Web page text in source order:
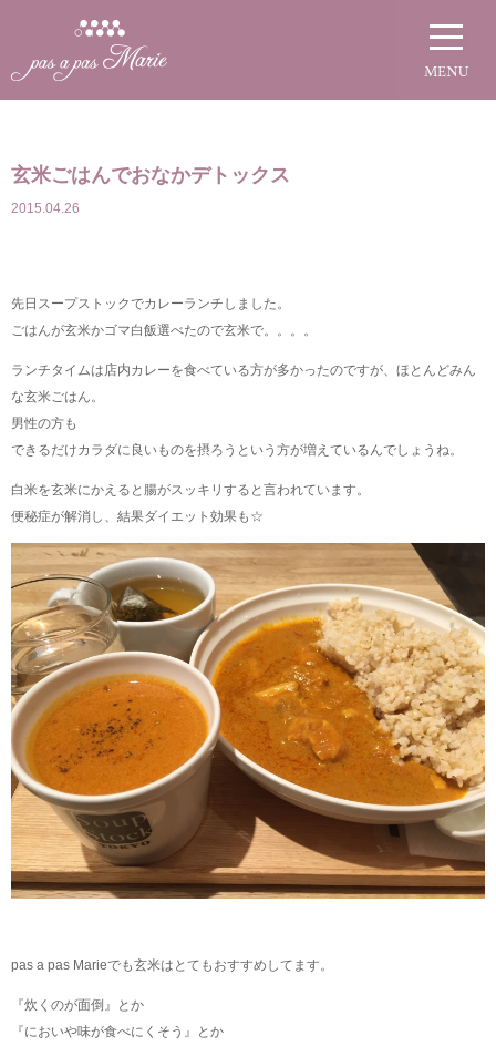
玄米ごはんでおなかデトックス
2015.04.26
先日スープストックでカレーランチしました。
ごはんが玄米かゴマ白飯選べたので玄米で。。。。
ランチタイムは店内カレーを食べている方が多かったのですが、ほとんどみん
な玄米ごはん。
男性の方も
できるだけカラダに良いものを摂ろうという方が増えているんでしょうね。
白米を玄米にかえると腸がスッキリすると言われています。
便秘症が解消し、結果ダイエット効果も☆
pas a pas Marieでも玄米はとてもおすすめしてます。
『炊くのが面倒』とか
『においや味が食べにくそう』とか